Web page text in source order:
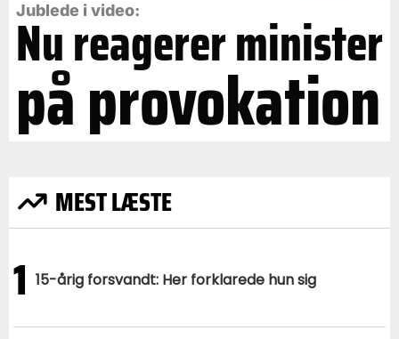
Jublede i video:
Nu reagerer minister
på provokation
MEST LÆSTE
1 15-årig forsvandt: Her forklarede hun sig